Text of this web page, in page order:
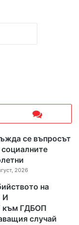
се въпросът
социалните
2026
на
И
към ГДБОП
случай